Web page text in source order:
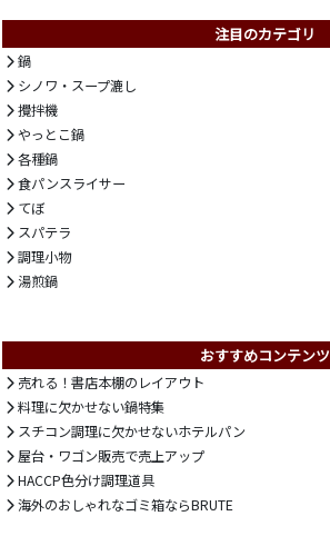
注目のカテゴリ
鍋
シノワ・スープ漉し
攪拌機
やっとこ鍋
各種鍋
食パンスライサー
てぼ
スパテラ
調理小物
湯煎鍋
おすすめコンテンツ
売れる！書店本棚のレイアウト
料理に欠かせない鍋特集
スチコン調理に欠かせないホテルパン
屋台・ワゴン販売で売上アップ
HACCP色分け調理道具
海外のおしゃれなゴミ箱ならBRUTE